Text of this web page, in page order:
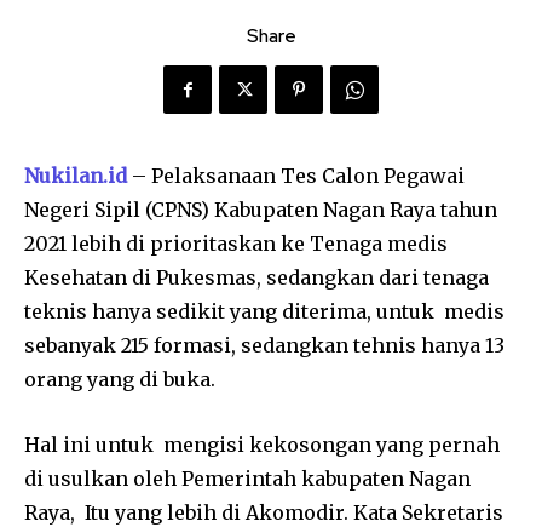
Share
Nukilan.id– Pelaksanaan Tes Calon Pegawai
Negeri Sipil (CPNS) Kabupaten Nagan Raya tahun
2021 lebih di prioritaskan ke Tenaga medis
Kesehatan di Pukesmas, sedangkan dari tenaga
teknis hanya sedikit yang diterima, untuk medis
sebanyak 215 formasi, sedangkan tehnis hanya 13
orang yang di buka.
Hal ini untuk mengisi kekosongan yang pernah
di usulkan oleh Pemerintah kabupaten Nagan
Raya, Itu yang lebih di Akomodir. Kata Sekretaris